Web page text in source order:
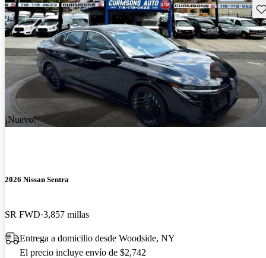
¡Nuevo!
2026 Nissan Sentra
SR FWD 3,857 millas
Entrega a domicilio desde Woodside, NY
El precio incluye envío de $2,742